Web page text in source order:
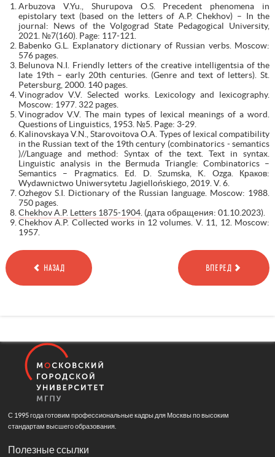
Arbuzova V.Yu., Shurupova O.S. Precedent phenomena in
epistolary text (based on the letters of A.P. Chekhov) – In the
journal: News of the Volgograd State Pedagogical University,
2021. №7(160). Page: 117-121.
Babenko G.L. Explanatory dictionary of Russian verbs. Moscow:
576 pages.
Belunova N.I. Friendly letters of the creative intelligentsia of the
late 19th – early 20th centuries. (Genre and text of letters). St.
Petersburg, 2000. 140 pages.
Vinogradov V.V. Selected works. Lexicology and lexicography.
Moscow: 1977. 322 pages.
Vinogradov V.V. The main types of lexical meanings of a word.
Questions of Linguistics, 1953. №5. Page: 3-29.
Kalinovskaya V.N., Starovoitova O.A. Types of lexical compatibility
in the Russian text of the 19th century (combinatorics - semantics
)//Language and method: Syntax of the text. Text in syntax.
Linguistic analysis in the Bermuda Triangle: Combinatorics –
Semantics – Pragmatics. Ed. D. Szumska, K. Ozga. Краков:
Wydawnictwo Uniwersytetu Jagiellońskiego, 2019. V. 6.
Ozhegov S.I. Dictionary of the Russian language. Moscow: 1988.
750 pages.
Chekhov A.P. Letters 1875-1904. (дата обращения: 01.10.2023).
Chekhov A.P. Collected works in 12 volumes. V. 11, 12. Moscow:
1957.
НАЗАД ВПЕРЕД
С 1995 года готовим профессиональные кадры для Москвы по высоким
стандартам высшего образования.
Полезные ссылки